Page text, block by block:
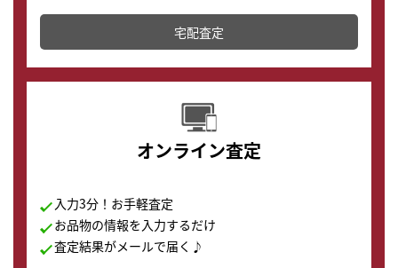
テムです。
配送でも簡単&安全に査定・買取に出すことが可能で
す。
宅配査定
オンライン査定
入力3分！お手軽査定
お品物の情報を入力するだけ
査定結果がメールで届く♪